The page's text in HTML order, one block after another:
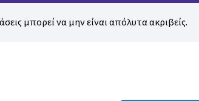
μπορεί να μην είναι απόλυτα ακριβείς.